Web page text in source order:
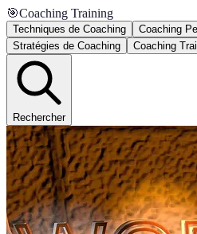
🎯Coaching Training
Techniques de Coaching
Coaching
Stratégies de Coaching
Coaching
Rechercher